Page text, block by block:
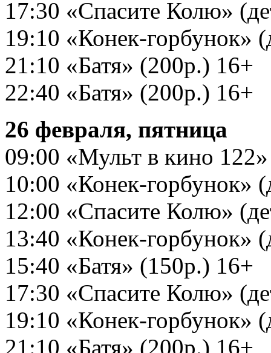
17:30 «Спасите Колю»
19:10 «Конек-горбунок»
21:10 «Батя» (200р.) 16+
22:40 «Батя» (200р.) 16+
26 февраля, пятница
09:00 «Мульт в кино
10:00 «Конек-горбунок»
12:00 «Спасите Колю»
13:40 «Конек-горбунок»
15:40 «Батя» (150р.) 16+
17:30 «Спасите Колю»
19:10 «Конек-горбунок»
21:10 «Батя» (200р.) 16+